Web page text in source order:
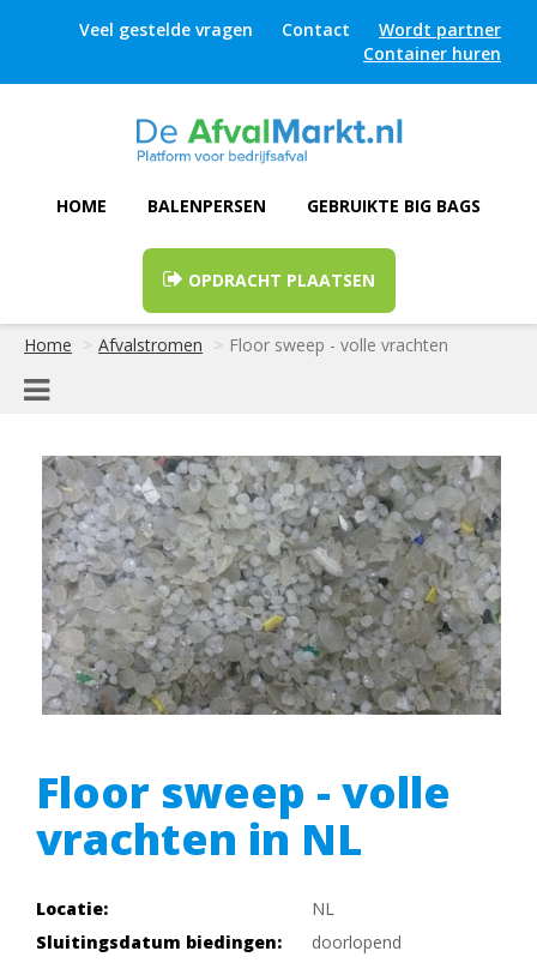
Veel gestelde vragen Contact
Wordt partner
Container huren
HOME BALENPERSEN GEBRUIKTE BIG BAGS
OPDRACHT PLAATSEN
Home Afvalstromen Floor sweep - volle vrachten
Floor sweep - volle
vrachten in NL
Locatie:
NL
Sluitingsdatum biedingen:
doorlopend